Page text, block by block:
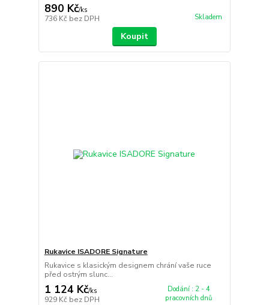
890 Kč/ks
736 Kč bez DPH Skladem
Koupit
Rukavice ISADORE Signature
Rukavice s klasickým designem chrání vaše ruce
před ostrým slunc...
1 124 Kč/ks
929 Kč bez DPH
Dodání : 2 - 4
pracovních dnů